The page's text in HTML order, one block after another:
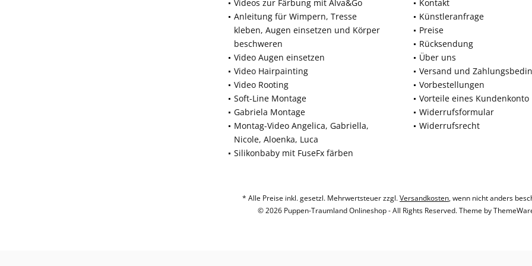
Videos zur Färbung mit Alva&Go
Anleitung für Wimpern, Tresse
kleben, Augen einsetzen und Körper
beschweren
Video Augen einsetzen
Video Hairpainting
Video Rooting
Soft-Line Montage
Gabriela Montage
Montag-Video Angelica, Gabriella,
Nicole, Aloenka, Luca
Silikonbaby mit FuseFx färben
Kontakt
Künstleranfrage
Preise
Rücksendung
Über uns
Versand und
Vorbestellungen
Vorteile eines Kundenkonto
Widerrufsformular
Widerrufsrecht
* Alle Preise inkl. gesetzl. Mehrwertsteuer zzgl.Versandkosten, wenn nicht anders
© 2026 Puppen-Traumland Onlineshop - All Rights Reserved. Theme by